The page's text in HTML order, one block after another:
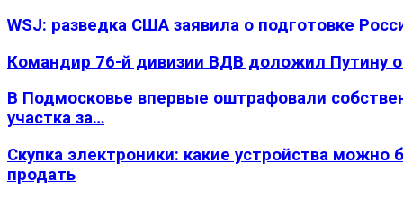
WSJ: разведка США заявила о подготовке
Командир 76-й дивизии ВДВ доложил Путину
В Подмосковье впервые оштрафовали
участка за…
Скупка электроники: какие устройства можно
продать